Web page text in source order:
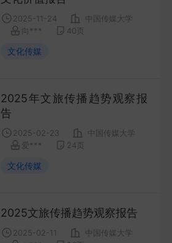
2025-11-24
中国传媒大学
向***
40 页
文化传媒
2025年文旅传播趋势观察报
告
2025-02-23
中国传媒大学
爱***
24 页
文化传媒
2025文旅传播趋势观察报告
2025-02-11
中国传媒大学